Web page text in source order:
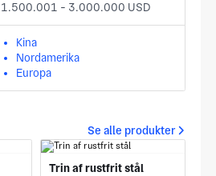
1.500.001 - 3.000.000 USD
Kina
Nordamerika
Europa
Se alle produkter
Trin af rustfrit stål